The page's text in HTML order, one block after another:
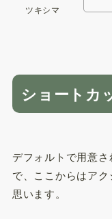
ツキシマ
ショートカ
デフォルトで用意
で、ここからはア
思います。